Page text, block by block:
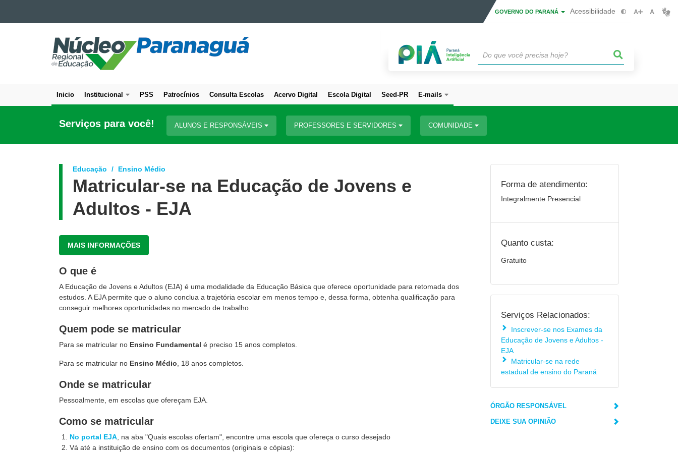
Ir para a navegação
Ir para a busca
GOVERNO DO PARANÁ Acessibilidade
NÚCLEO
REGIONAL
DE
PARANAGUÁ
Navegação
principal
Inicio Institucional PSS Patrocínios Consulta Escolas Acervo Digital Escola Digital Seed-PR E-mails
Serviços para você! ALUNOS E RESPONSÁVEIS PROFESSORES E SERVIDORES COMUNIDADE
Educação Ensino Médio
Matricular-se na Educação de Jovens e
Adultos - EJA
MAIS INFORMAÇÕES
O que é
A Educação de Jovens e Adultos (EJA) é uma modalidade da Educação Básica que oferece oportunidade para retomada dos
estudos. A EJA permite que o aluno conclua a trajetória escolar em menos tempo e, dessa forma, obtenha qualificação para
conseguir melhores oportunidades no mercado de trabalho.
Quem pode se matricular
Para se matricular no Ensino Fundamental é preciso 15 anos completos.
Para se matricular no Ensino Médio , 18 anos completos.
Onde se matricular
Pessoalmente, em escolas que ofereçam EJA.
Como se matricular
No portal EJA , na aba "Quais escolas ofertam", encontre uma escola que ofereça o curso desejado
Vá até a instituição de ensino com os documentos (originais e cópias):
Forma de atendimento:
Integralmente Presencial
Quanto custa:
Gratuito
Serviços Relacionados:
Inscrever-se nos Exames da
Educação de Jovens e Adultos -
EJA
Matricular-se na rede
estadual de ensino do Paraná
ÓRGÃO RESPONSÁVEL
DEIXE SUA OPINIÃO